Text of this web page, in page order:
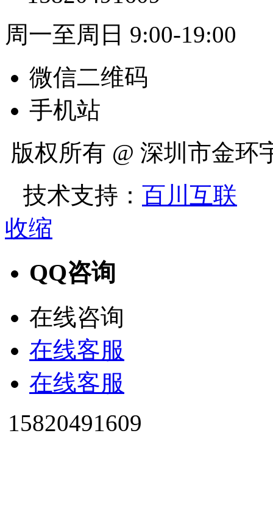
周一至周日 9:00-19:00
微信二维码
手机站
版权所有 @ 深圳市金
技术支持： 百川互联
收缩
QQ咨询
在线咨询
在线客服
在线客服
15820491609